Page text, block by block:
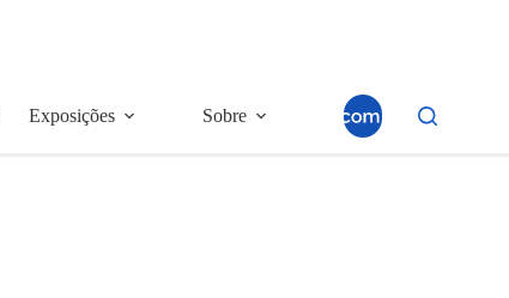
Exposições Sobre